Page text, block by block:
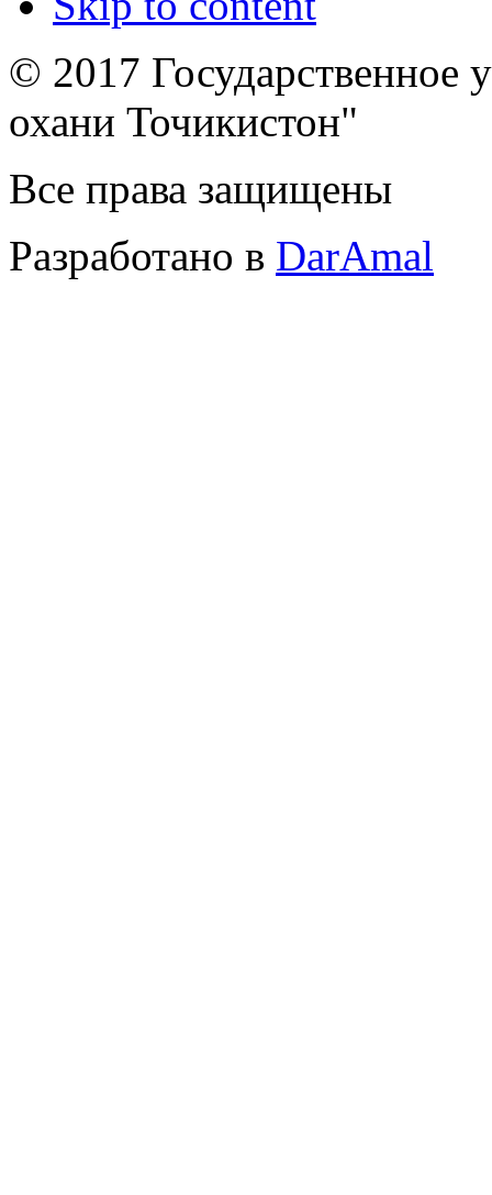
© 2017 Государственное
охани Точикистон"
Все права защищены
Разработано в DarAmal